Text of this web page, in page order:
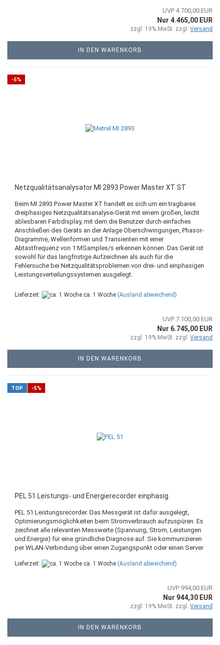
UVP 4.700,00 EUR
Nur 4.465,00 EUR
zzgl. 19% MwSt. zzgl. Versand
IN DEN WARENKORB
-5%
Netzqualitätsanalysator MI 2893 Power Master XT ST
Beim MI 2893 Power Master XT handelt es sich um ein tragbares
dreiphasiges Netzqualitätsanalyse-Gerät mit einem großen, leicht
ablesbaren Farbdisplay, mit dem die Benutzer durch einfaches
Anschließen des Geräts an der Anlage Oberschwingungen, Phasor-
Diagramme, Wellenformen und Transienten mit einer
Abtastfrequenz von 1 MSamples/s erkennen können. Das Gerät ist
sowohl für das langfristige Aufzeichnen als auch für die
Fehlersuche bei Netzqualitätsproblemen von drei- und einphasigen
Leistungsverteilungssystemen ausgelegt.
Lieferzeit: ca. 1 Woche (Ausland abweichend)
UVP 7.100,00 EUR
Nur 6.745,00 EUR
zzgl. 19% MwSt. zzgl. Versand
IN DEN WARENKORB
TOP -5%
PEL 51 Leistungs- und Energierecorder einphasig
PEL 51 Leistungsrecorder. Das Messgerät ist dafür ausgelegt,
Optimierungsmöglichkeiten beim Stromverbrauch aufzuspüren. Es
zeichnet alle relevanten Messwerte (Spannung, Strom, Leistungen
und Energie) für eine gründliche Diagnose auf. Sie kommunizieren
per WLAN-Verbindung über einen Zugangspunkt oder einen Server
Lieferzeit: ca. 1 Woche (Ausland abweichend)
UVP 994,00 EUR
Nur 944,30 EUR
zzgl. 19% MwSt. zzgl. Versand
IN DEN WARENKORB